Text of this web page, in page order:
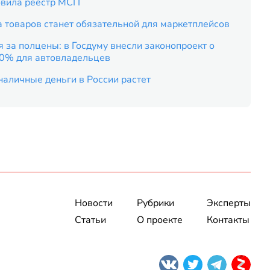
товаров станет обязательной для маркетплейсов
за полцены: в Госдуму внесли законопроект о
для автовладельцев
деньги в России растет
Новости
Статьи
Рубрики
О проекте
Эксперты
Контакты